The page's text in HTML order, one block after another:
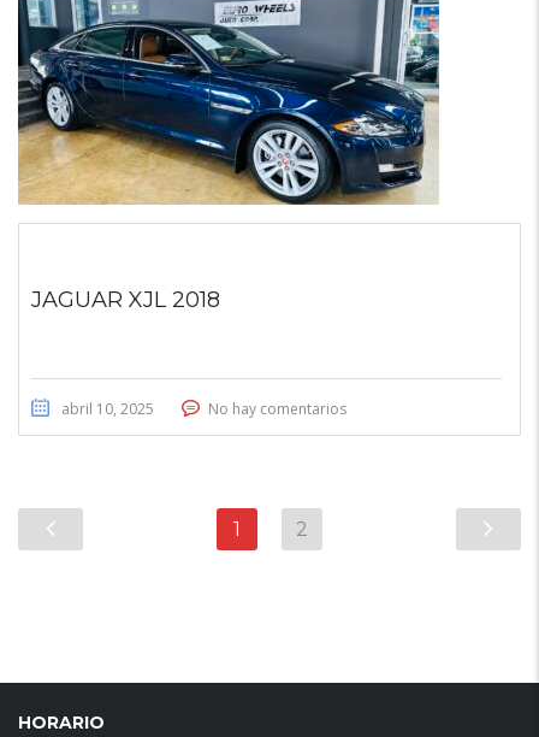
JAGUAR XJL 2018
abril 10, 2025 No hay comentarios
1 2
HORARIO